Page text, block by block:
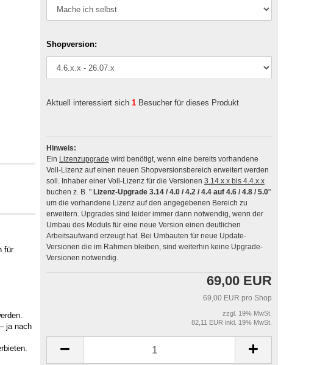
Shopversion:
Aktuell interessiert sich 1 Besucher für dieses Produkt
Hinweis:
Ein Lizenzupgrade wird benötigt, wenn eine bereits vorhandene
Voll-Lizenz auf einen neuen Shopversionsbereich erweitert werden
soll. Inhaber einer Voll-Lizenz für die Versionen 3.14.x.x bis 4.4.x.x
buchen z. B. " Lizenz-Upgrade 3.14 / 4.0 / 4.2 / 4.4 auf 4.6 / 4.8 / 5.0"
um die vorhandene Lizenz auf den angegebenen Bereich zu
erweitern. Upgrades sind leider immer dann notwendig, wenn der
Umbau des Moduls für eine neue Version einen deutlichen
Arbeitsaufwand erzeugt hat. Bei Umbauten für neue Update-
Versionen die im Rahmen bleiben, sind weiterhin keine Upgrade-
Versionen notwendig.
69,00 EUR
69,00 EUR pro Shop
zzgl. 19% MwSt.
82,11 EUR inkl. 19% MwSt.
für
ja nach